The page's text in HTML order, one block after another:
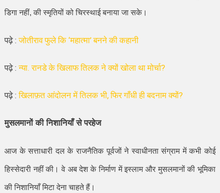
डिगा नहीं,की स्मृतियों को चिरस्थाई बनाया जा सके।
पढ़े :जोतीराव फुले कि ‘महात्मा’ बनने की कहानी
पढ़े :न्या. रानडे के खिलाफ तिलक ने क्यों खोला था मोर्चा?
पढ़े :खिलाफ़त आंदोलन में तिलक भी, फिर गाँधी ही बदनाम क्यों?
मुसलमानों की निशानियाँ से परहेज
आज के सत्ताधारी दल के राजनैतिक पूर्वजों ने स्वाधीनता संग्राम में कभी कोई
हिस्सेदारी नहीं की। वे अब देश के निर्माण में इस्लाम और मुसलमानों की भूमिका
की निशानियाँ मिटा देना चाहते हैं।